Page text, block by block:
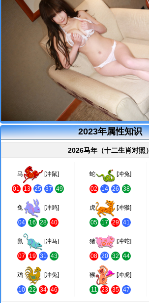
2023年属性知识
2026马年（十二生肖对照）
马 [冲鼠]
01 13 25 37 49
蛇 [冲兔]
02 14 26 38
兔 [冲鸡]
04 16 28 40
虎 [冲猴]
05 17 29 41
鼠 [冲马]
07 19 31 43
猪 [冲蛇]
08 20 32 44
鸡 [冲兔]
10 22 34 46
猴 [冲虎]
11 23 35 47